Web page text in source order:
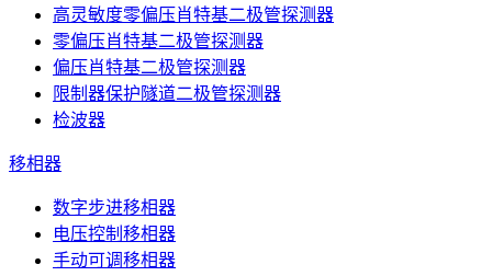
高灵敏度零偏压肖特基二极管探测器
零偏压肖特基二极管探测器
偏压肖特基二极管探测器
限制器保护隧道二极管探测器
检波器
移相器
数字步进移相器
电压控制移相器
手动可调移相器